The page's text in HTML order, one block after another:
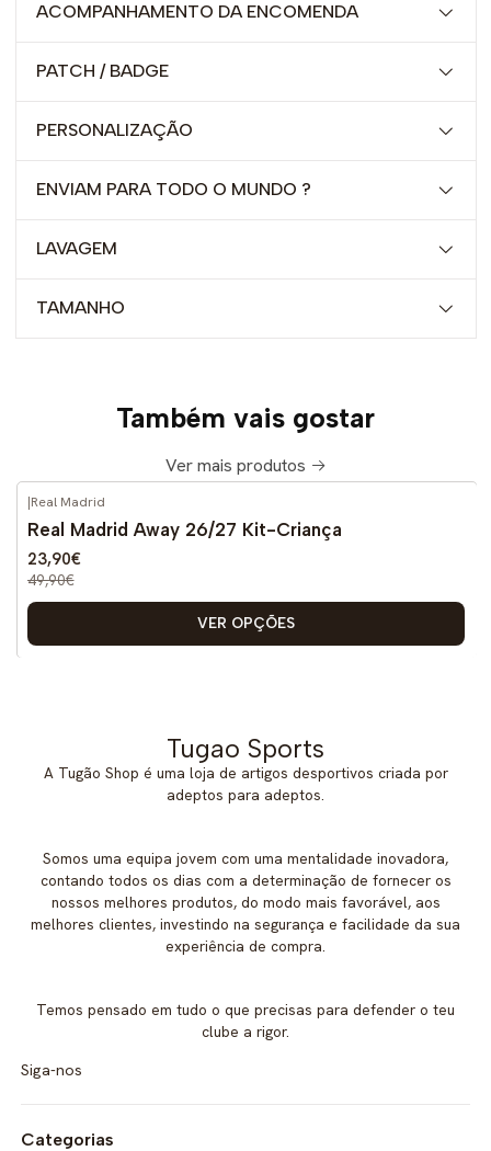
ACOMPANHAMENTO DA ENCOMENDA
PATCH / BADGE
PERSONALIZAÇÃO
ENVIAM PARA TODO O MUNDO ?
LAVAGEM
TAMANHO
Também vais gostar
Ver mais produtos
-52% DESCONTO
|Real Madrid
Real Madrid Away 26/27 Kit-Criança
23,90€
49,90€
VER OPÇÕES
Tugao Sports
A Tugão Shop é uma loja de artigos desportivos criada por
adeptos para adeptos.
Somos uma equipa jovem com uma mentalidade inovadora,
contando todos os dias com a determinação de fornecer os
nossos melhores produtos, do modo mais favorável, aos
melhores clientes, investindo na segurança e facilidade da sua
experiência de compra.
Temos pensado em tudo o que precisas para defender o teu
clube a rigor.
Siga-nos
Categorias